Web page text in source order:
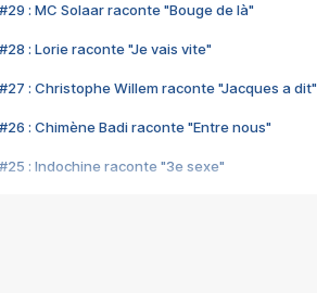
#29 : MC Solaar raconte "Bouge de là"
#28 : Lorie raconte "Je vais vite"
#27 : Christophe Willem raconte "Jacques a dit"
#26 : Chimène Badi raconte "Entre nous"
#25 : Indochine raconte "3e sexe"